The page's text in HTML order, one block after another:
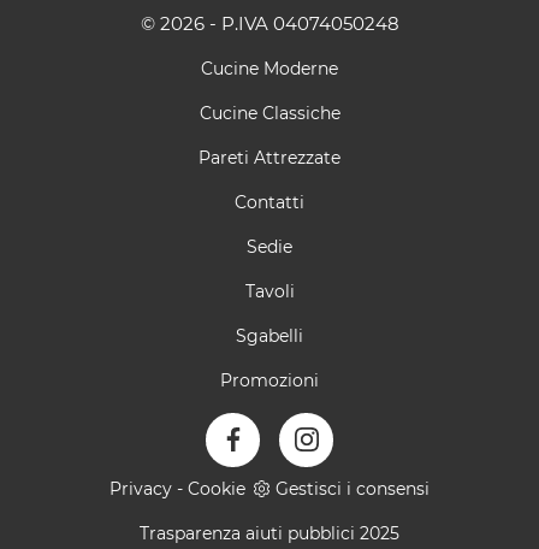
© 2026 - P.IVA 04074050248
Cucine Moderne
Cucine Classiche
Pareti Attrezzate
Contatti
Sedie
Tavoli
Sgabelli
Promozioni
Privacy - Cookie Gestisci i consensi
Trasparenza aiuti pubblici 2025